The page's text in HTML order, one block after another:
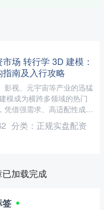
场 转行学 3D 建模：
南及入行攻略
影视、元宇宙等产业的迅猛
模成为横跨多领域的热门
凭借强需求、高适配性成为
转型的优选。其核心优势十
业前景上，3D....
分类： 正规实盘配资
加载完成
签